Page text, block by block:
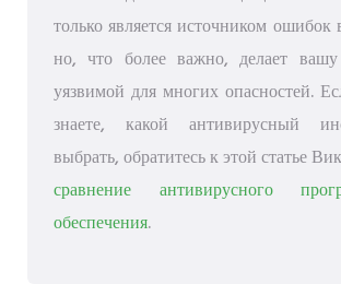
только является источником ошибок
но, что более важно, делает
уязвимой для многих опасностей.
знаете, какой антивирусный
выбрать, обратитесь к этой статье
сравнение антивирусного
обеспечения.